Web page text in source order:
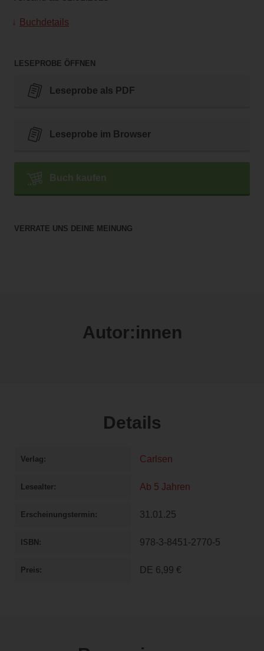
Buchdetails
LESEPROBE ÖFFNEN
Leseprobe als PDF
Leseprobe im Browser
Buch kaufen
VERRATE UNS DEINE MEINUNG
Autor:innen
Details
Verlag Carlsen
Lesealter Ab 5 Jahren
Erscheinungstermin 31.01.25
ISBN 978-3-8451-2770-5
Preis DE 6,99 €